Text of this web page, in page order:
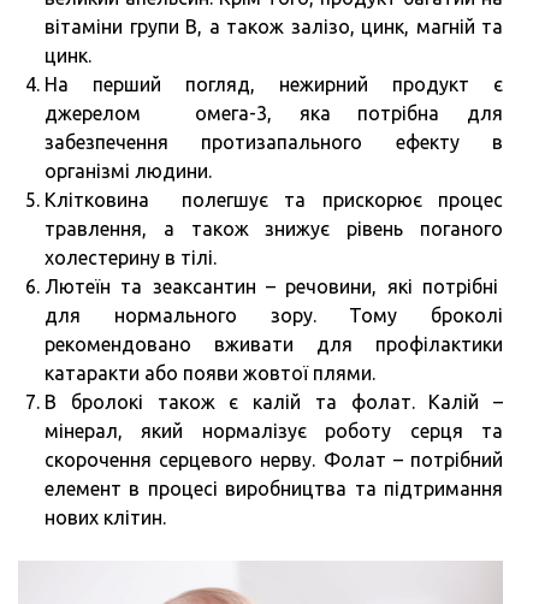
вітаміни групи В, а також залізо, цинк, магній та
цинк.
На перший погляд, нежирний продукт є
джерелом омега-3, яка потрібна для
забезпечення протизапального ефекту в
організмі людини.
Клітковина полегшує та прискорює процес
травлення, а також знижує рівень поганого
холестерину в тілі.
Лютеїн та зеаксантин – речовини, які потрібні
для нормального зору. Тому броколі
рекомендовано вживати для профілактики
катаракти або появи жовтої плями.
В бролокі також є калій та фолат. Калій –
мінерал, який нормалізує роботу серця та
скорочення серцевого нерву. Фолат – потрібний
елемент в процесі виробництва та підтримання
нових клітин.